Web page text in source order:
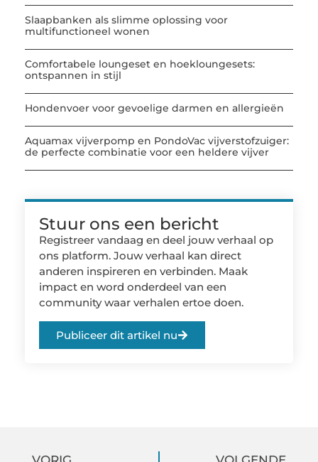
Slaapbanken als slimme oplossing voor
multifunctioneel wonen
Comfortabele loungeset en hoekloungesets:
ontspannen in stijl
Hondenvoer voor gevoelige darmen en allergieën
Aquamax vijverpomp en PondoVac vijverstofzuiger:
de perfecte combinatie voor een heldere vijver
Stuur ons een bericht
Registreer vandaag en deel jouw verhaal op
ons platform. Jouw verhaal kan direct
anderen inspireren en verbinden. Maak
impact en word onderdeel van een
community waar verhalen ertoe doen.
Publiceer dit artikel nu